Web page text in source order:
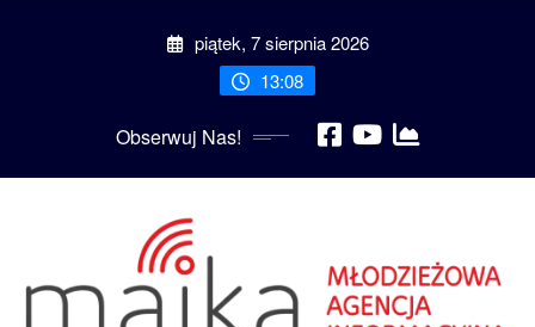
piątek, 7 sierpnia 2026
13:08
Obserwuj Nas!